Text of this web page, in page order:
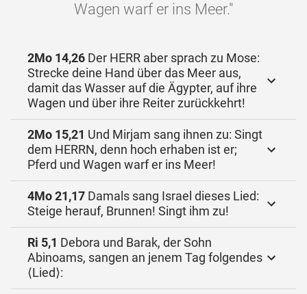
Wagen warf er ins Meer."
2Mo 14,26 Der HERR aber sprach zu Mose:
Strecke deine Hand über das Meer aus,
damit das Wasser auf die Ägypter, auf ihre
Wagen und über ihre Reiter zurückkehrt!
2Mo 15,21 Und Mirjam sang ihnen zu: Singt
dem HERRN, denn hoch erhaben ist er;
Pferd und Wagen warf er ins Meer!
4Mo 21,17 Damals sang Israel dieses Lied:
Steige herauf, Brunnen! Singt ihm zu!
Ri 5,1 Debora und Barak, der Sohn
Abinoams, sangen an jenem Tag folgendes
⟨Lied⟩: